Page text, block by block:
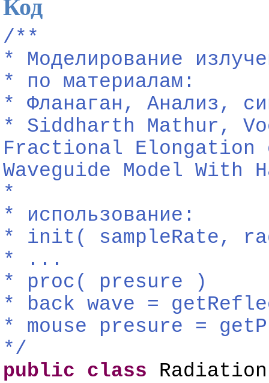
Код
/**
*
Моделирование
*
по
материалам:
*
Фланаган, Анализ,
*
Siddharth Mathur,
Fractional
Elongation
Waveguide
Model With
*
*
использование:
*
init( sampleRate,
*
...
*
proc( presure
)
*
back wave =
*
mouse presure =
*/
public
class